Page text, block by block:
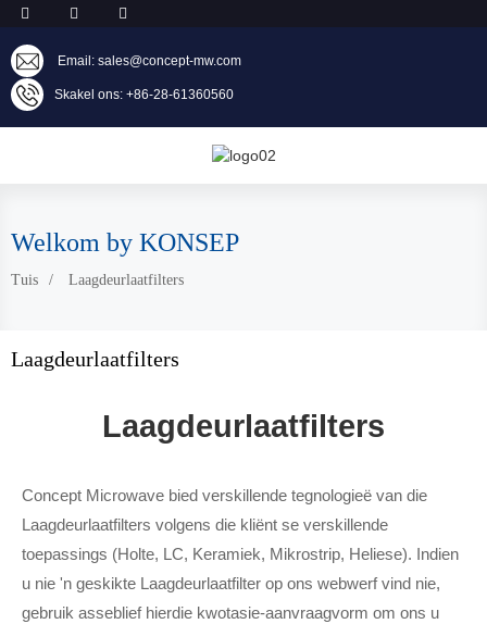
Email: sales@concept-mw.com
Skakel ons: +86-28-61360560
Welkom by KONSEP
Tuis Laagdeurlaatfilters
Laagdeurlaatfilters
Laagdeurlaatfilters
Concept Microwave bied verskillende tegnologieë van die
Laagdeurlaatfilters volgens die kliënt se verskillende
toepassings (Holte, LC, Keramiek, Mikrostrip, Heliese). Indien
u nie 'n geskikte Laagdeurlaatfilter op ons webwerf vind nie,
gebruik asseblief hierdie kwotasie-aanvraagvorm om ons u